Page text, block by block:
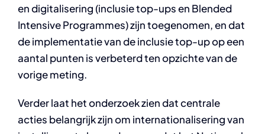
en digitalisering (inclusie top-ups en Blended
Intensive Programmes) zijn toegenomen, en dat
de implementatie van de inclusie top-up op een
aantal punten is verbeterd ten opzichte van de
vorige meting.
Verder laat het onderzoek zien dat centrale
acties belangrijk zijn om internationalisering van